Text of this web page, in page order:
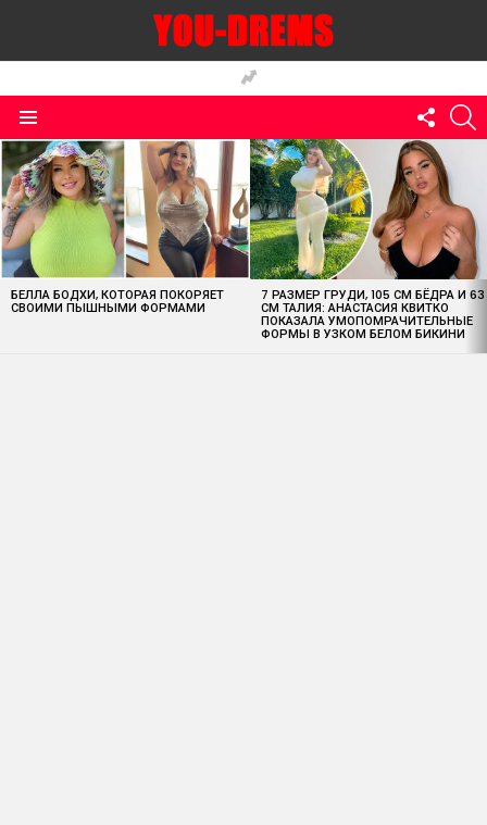
US
MOST
VIEWED
STORIES
БЕЛЛА БОДХИ, КОТОРАЯ ПОКОРЯЕТ
СВОИМИ ПЫШНЫМИ ФОРМАМИ
7 РАЗМЕР ГРУДИ, 105 СМ БЁДРА И 63
СМ ТАЛИЯ: АНАСТАСИЯ КВИТКО
ПОКАЗАЛА УМОПОМРАЧИТЕЛЬНЫЕ
ФОРМЫ В УЗКОМ БЕЛОМ БИКИНИ